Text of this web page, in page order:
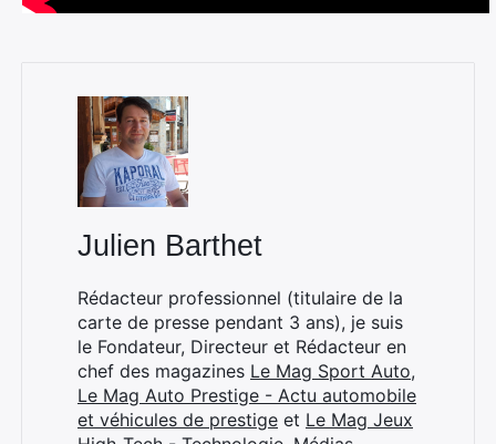
Julien Barthet
Rédacteur professionnel (titulaire de la
carte de presse pendant 3 ans), je suis
le Fondateur, Directeur et Rédacteur en
chef des magazines Le Mag Sport Auto,
Le Mag Auto Prestige - Actu automobile
et véhicules de prestige et Le Mag Jeux